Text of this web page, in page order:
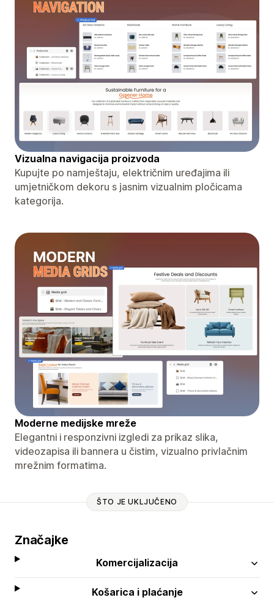
Vizualna navigacija proizvoda
Kupujte po namještaju, električnim uređajima ili
umjetničkom dekoru s jasnim vizualnim pločicama
kategorija.
Moderne medijske mreže
Elegantni i responzivni izgledi za prikaz slika,
videozapisa ili bannera u čistim, vizualno privlačnim
mrežnim formatima.
ŠTO JE UKLJUČENO
Značajke
Komercijalizacija
Košarica i plaćanje